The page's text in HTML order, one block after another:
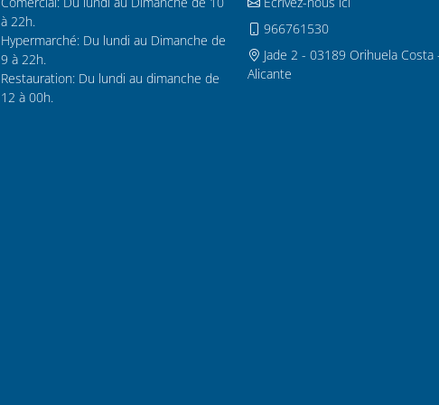
à 22h.
Hypermarché: Du lundi au Dimanche de
9 à 22h.
Restauration: Du lundi au dimanche de
12 à 00h.
966761530
Jade 2 - 03189 Orihuela Costa
Alicante